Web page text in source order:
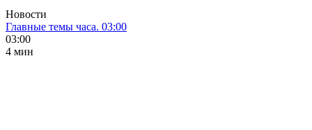
Новости
Главные темы часа. 03:00
03:00
4 мин